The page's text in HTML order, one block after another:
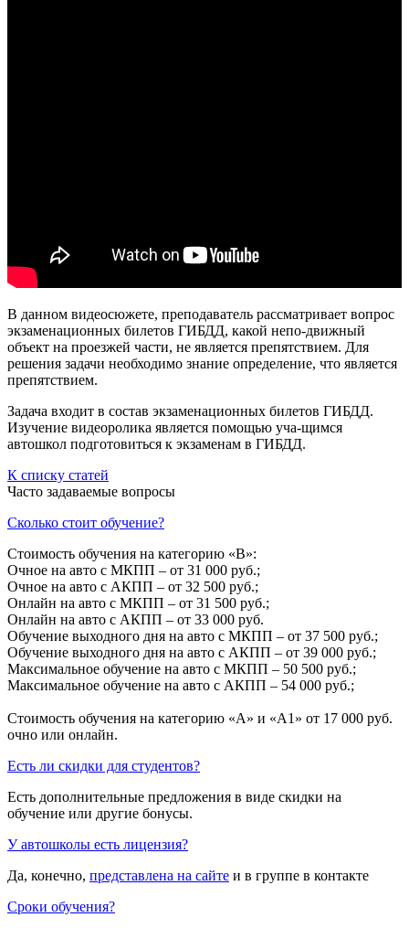
В данном видеосюжете, преподаватель рассматривает вопрос
экзаменационных билетов ГИБДД, какой непо-движный
объект на проезжей части, не является препятствием. Для
решения задачи необходимо знание определение, что является
препятствием.
Задача входит в состав экзаменационных билетов ГИБДД.
Изучение видеоролика является помощью уча-щимся
автошкол подготовиться к экзаменам в ГИБДД.
К списку статей
Часто задаваемые вопросы
Сколько стоит обучение?
Стоимость обучения на категорию «B»:
Очное на авто с МКПП – от 31 000 руб.;
Очное на авто с АКПП – от 32 500 руб.;
Онлайн на авто с МКПП – от 31 500 руб.;
Онлайн на авто с АКПП – от 33 000 руб.
Обучение выходного дня на авто с МКПП – от 37 500 руб.;
Обучение выходного дня на авто с АКПП – от 39 000 руб.;
Максимальное обучение на авто с МКПП – 50 500 руб.;
Максимальное обучение на авто с АКПП – 54 000 руб.;
Стоимость обучения на категорию «A» и «A1» от 17 000 руб.
очно или онлайн.
Есть ли скидки для студентов?
Есть дополнительные предложения в виде скидки на
обучение или другие бонусы.
У автошколы есть лицензия?
Да, конечно, представлена на сайте и в группе в контакте
Сроки обучения?